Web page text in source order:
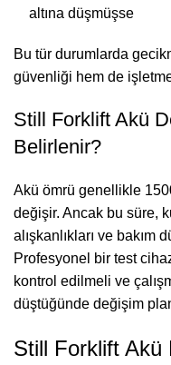
altına düşmüşse
Bu tür durumlarda
güvenliği hem de
Still Forklift Akü
Belirlenir?
Akü ömrü genellikle
değişir. Ancak bu süre,
alışkanlıkları ve bakım
Profesyonel bir test
kontrol edilmeli ve
düştüğünde değişim
Still Forklift Akü